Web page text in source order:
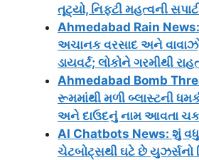
તૂટ્યો, નિફ્ટી મહત્વની
Ahmedabad Rain
અચાનક વરસાદ અને
ડાયવર્ટ; લોકોને ગરમીથી
Ahmedabad Bomb
રૂમમાંથી મળી બ્લાસ્ટની
અને દાઉદનું નામ આવતા
AI Chatbots News: શું વધુ
ચેટબોટ્સથી ઘટે છે યુઝર્સનો